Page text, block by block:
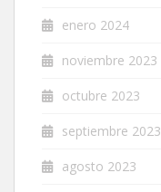
enero 2024
noviembre 2023
octubre 2023
septiembre 2023
agosto 2023